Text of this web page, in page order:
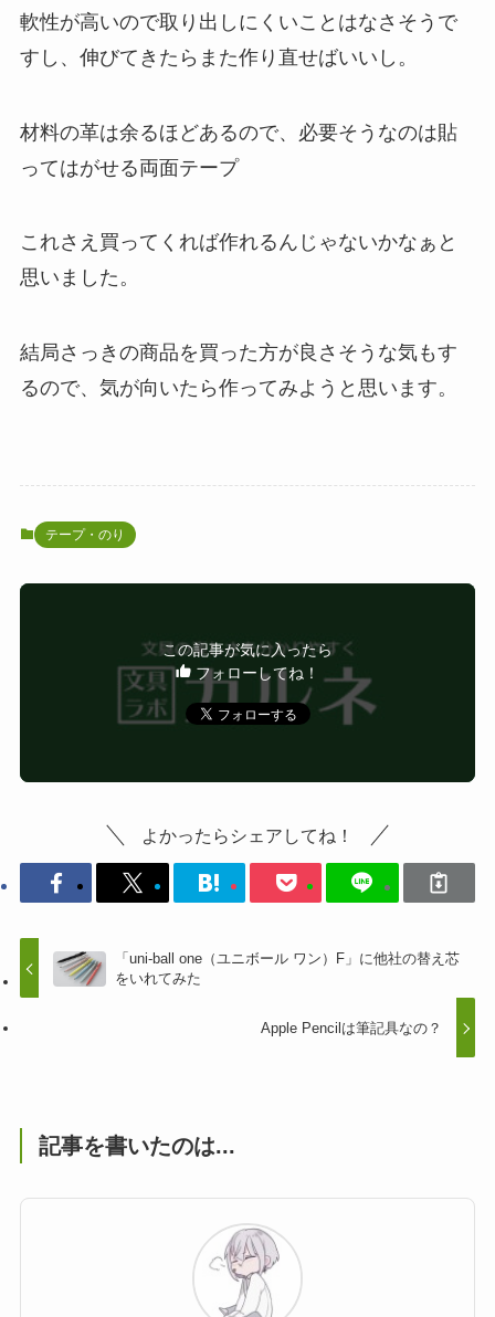
軟性が高いので取り出しにくいことはなさそうで
すし、伸びてきたらまた作り直せばいいし。
材料の革は余るほどあるので、必要そうなのは貼
ってはがせる両面テープ
これさえ買ってくれば作れるんじゃないかなぁと
思いました。
結局さっきの商品を買った方が良さそうな気もす
るので、気が向いたら作ってみようと思います。
テープ・のり
この記事が気に入ったら
フォローしてね！
よかったらシェアしてね！
「uni-ball one（ユニボール ワン）F」に他社の替え芯
をいれてみた
Apple Pencilは筆記具なの？
記事を書いたのは...